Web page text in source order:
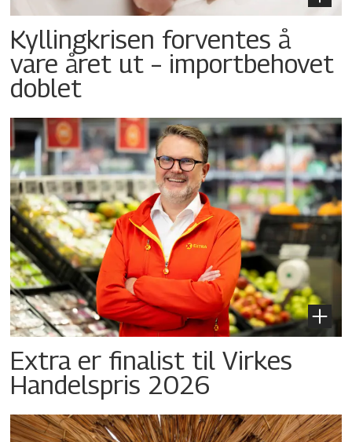
Kyllingkrisen forventes å
vare året ut – importbehovet
doblet
Extra er finalist til Virkes
Handelspris 2026